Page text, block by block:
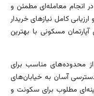
انجام معامله‌ای مطمئن و
کامل نیازهای خریدار
مسکونی با بهترین
محدوده‌های مناسب برای
آسان به خیابان‌های
مطلوب برای سکونت و